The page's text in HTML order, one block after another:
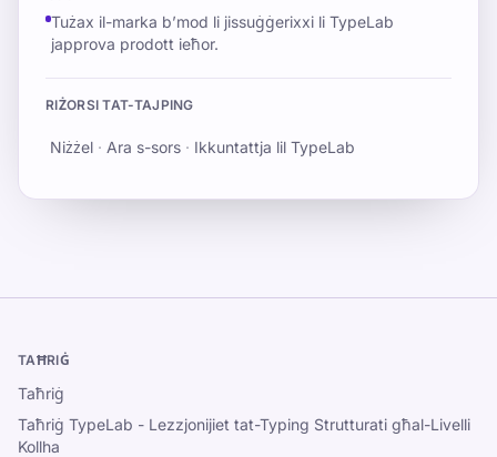
Tużax il-marka b’mod li jissuġġerixxi li TypeLab
japprova prodott ieħor.
RIŻORSI TAT-TAJPING
Niżżel · Ara s-sors · Ikkuntattja lil TypeLab
TAĦRIĠ
Taħriġ
Taħriġ TypeLab - Lezzjonijiet tat-Typing Strutturati għal-Livelli
Kollha